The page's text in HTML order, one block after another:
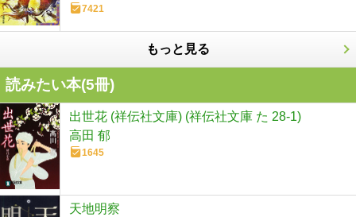
7421
もっと見る
読みたい本(5冊)
出世花 (祥伝社文庫) (祥伝社文庫 た 28-1)
高田 郁
1645
天地明察